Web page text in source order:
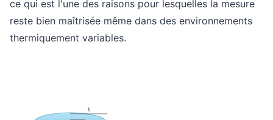
ce qui est l'une des raisons pour lesquelles la mesure
reste bien maîtrisée même dans des environnements
thermiquement variables.